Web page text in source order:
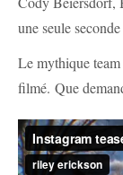
une seule
Le mythique
filmé. Que